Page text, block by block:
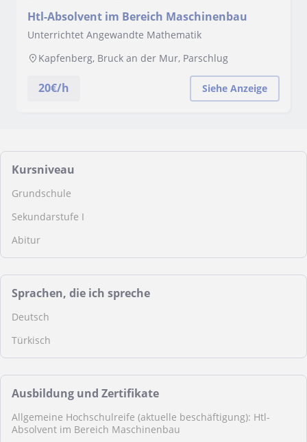
Htl-Absolvent im Bereich Maschinenbau
Unterrichtet Angewandte Mathematik
Kapfenberg, Bruck an der Mur, Parschlug
20€/h Siehe Anzeige
Kursniveau
Grundschule
Sekundarstufe I
Abitur
Sprachen, die ich spreche
Deutsch
Türkisch
Ausbildung und Zertifikate
Allgemeine Hochschulreife (aktuelle beschäftigung): Htl-
Absolvent im Bereich Maschinenbau